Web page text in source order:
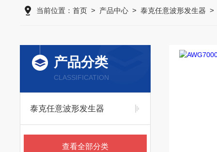
当前位置： 首页> 产品中心> 泰克任意波形发生器
产品分类
CLASSIFICATION
泰克任意波形发生器
查看全部分类